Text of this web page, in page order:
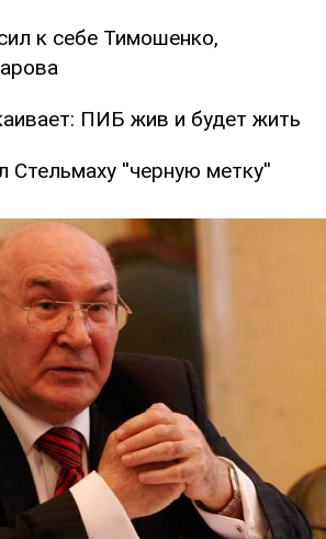
к себе Тимошенко,
ПИБ жив и будет жить
''черную метку''